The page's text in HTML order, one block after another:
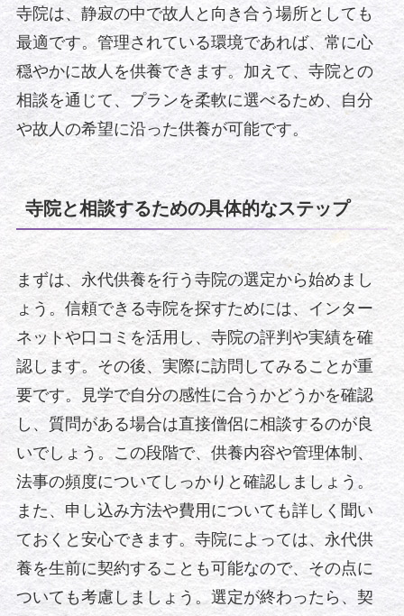
寺院は、静寂の中で故人と向き合う場所としても
最適です。管理されている環境であれば、常に心
穏やかに故人を供養できます。加えて、寺院との
相談を通じて、プランを柔軟に選べるため、自分
や故人の希望に沿った供養が可能です。
寺院と相談するための具体的なステップ
まずは、永代供養を行う寺院の選定から始めまし
ょう。信頼できる寺院を探すためには、インター
ネットや口コミを活用し、寺院の評判や実績を確
認します。その後、実際に訪問してみることが重
要です。見学で自分の感性に合うかどうかを確認
し、質問がある場合は直接僧侶に相談するのが良
いでしょう。この段階で、供養内容や管理体制、
法事の頻度についてしっかりと確認しましょう。
また、申し込み方法や費用についても詳しく聞い
ておくと安心できます。寺院によっては、永代供
養を生前に契約することも可能なので、その点に
ついても考慮しましょう。選定が終わったら、契